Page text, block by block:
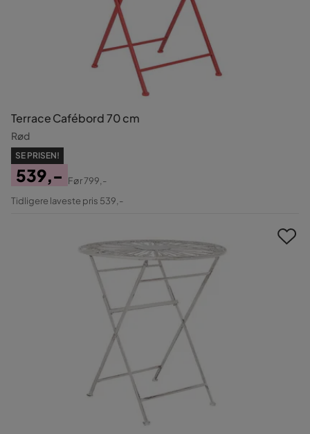
Terrace Cafébord 70 cm
Rød
SE PRISEN!
Pris
539,-
Original
Før799,-
Tidligere laveste pris 539,-